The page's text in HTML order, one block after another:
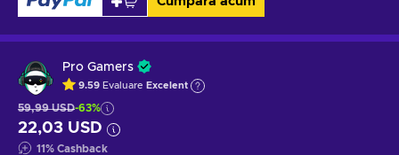
Pro Gamers
9.59 Evaluare Excelent
59,99 USD-63%
22,03 USD
11% Cashback